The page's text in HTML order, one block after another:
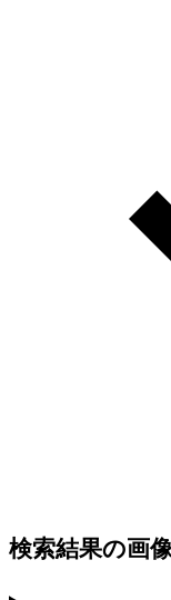
検索結果の画